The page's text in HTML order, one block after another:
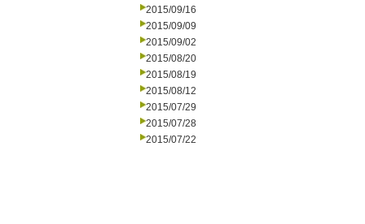
2015/09/16
2015/09/09
2015/09/02
2015/08/20
2015/08/19
2015/08/12
2015/07/29
2015/07/28
2015/07/22